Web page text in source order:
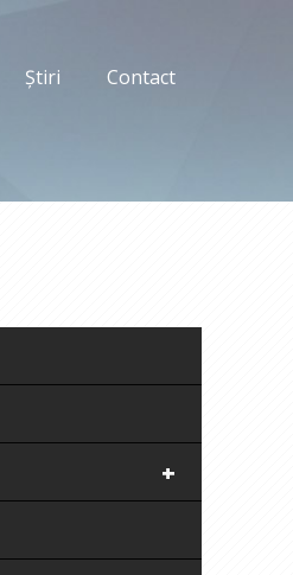
Știri Contact
+